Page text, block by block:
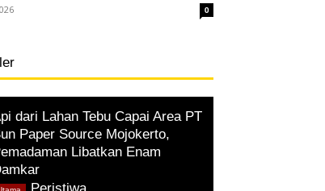
0
dari Lahan Tebu Capai Area PT
Paper Source Mojokerto,
Libatkan Enam
,